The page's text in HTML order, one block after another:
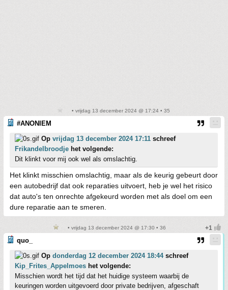
• vrijdag 13 december 2024 @ 17:24 • 35
#ANONIEM
Op vrijdag 13 december 2024 17:11 schreef
Frikandelbroodje het volgende:
Dit klinkt voor mij ook wel als omslachtig.
Het klinkt misschien omslachtig, maar als de keurig gebeurt door
een autobedrijf dat ook reparaties uitvoert, heb je wel het risico
dat auto's ten onrechte afgekeurd worden met als doel om een
dure reparatie aan te smeren.
• vrijdag 13 december 2024 @ 17:30 • 36
quo_
Op donderdag 12 december 2024 18:44schreef
Kip_Frites_Appelmoes het volgende:
Misschien wordt het tijd dat het huidige systeem waarbij de
keuringen worden uitgevoerd door private bedrijven, afgeschaft